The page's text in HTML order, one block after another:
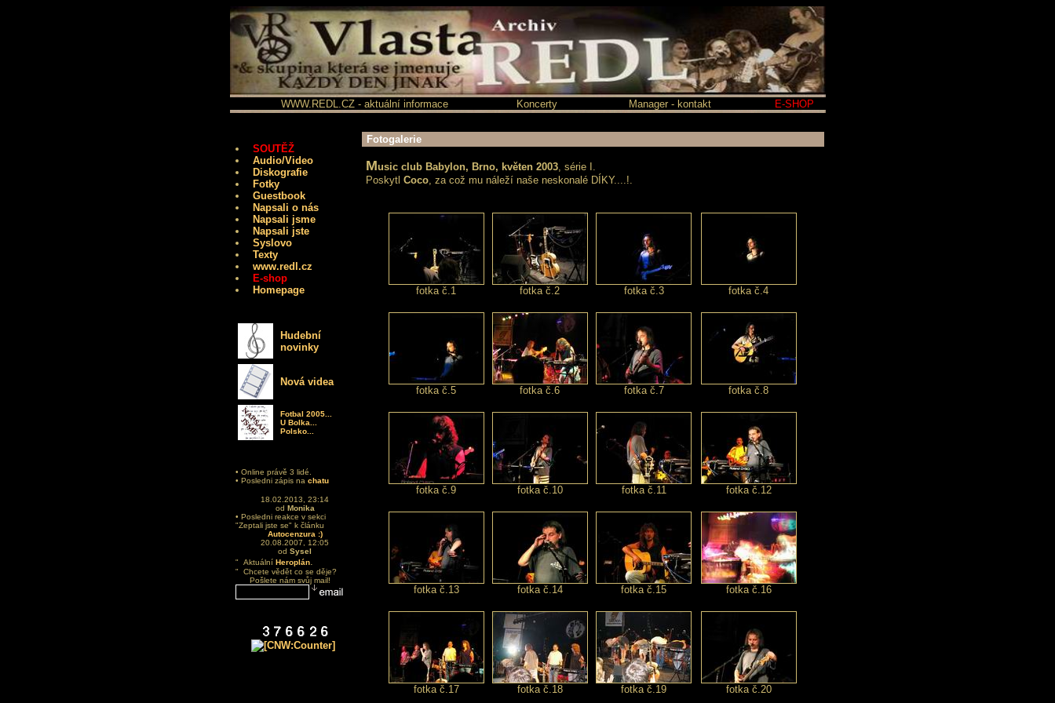
WWW.REDL.CZ - aktuální informace Koncerty Manager - kontakt E-SHOP
SOUTĚŽ
Audio/Video
Diskografie
Fotky
Guestbook
Napsali o nás
Napsali jsme
Napsali jste
Syslovo
Texty
www.redl.cz
E-shop
Homepage
Hudební
novinky
Nová videa
Fotbal 2005...
U Bolka...
Polsko...
• Online právě 3 lidé.
• Posledni zápis na chatu
18.02.2013, 23:14
od Monika
• Posledni reakce v sekci
"Zeptali jste se" k článku
Autocenzura :)
20.08.2007, 12:05
od Sysel
" Aktuální Heroplán.
" Chcete vědět co se děje?
Pošlete nám svůj mail!
Fotogalerie
Music club Babylon, Brno, květen 2003, série I.
Poskytl Coco, za což mu náleží naše neskonalé DÍKY....!.
fotka č.1 fotka č.2 fotka č.3 fotka č.4
fotka č.5 fotka č.6 fotka č.7 fotka č.8
fotka č.9 fotka č.10 fotka č.11 fotka č.12
fotka č.13 fotka č.14 fotka č.15 fotka č.16
fotka č.17 fotka č.18 fotka č.19 fotka č.20